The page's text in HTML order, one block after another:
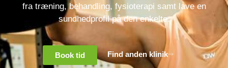
fra træning, behandling, fysioterapi samt lave en
sundhedprofil på den enkelte.
Book tid Find anden klinik